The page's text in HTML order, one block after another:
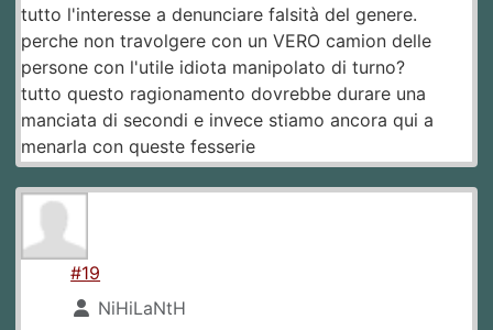
tutto l'interesse a denunciare falsità del genere.
perche non travolgere con un VERO camion delle
persone con l'utile idiota manipolato di turno?
tutto questo ragionamento dovrebbe durare una
manciata di secondi e invece stiamo ancora qui a
menarla con queste fesserie
#19
NiHiLaNtH